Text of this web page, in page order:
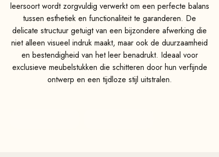
leersoort wordt zorgvuldig verwerkt om een perfecte balans
tussen esthetiek en functionaliteit te garanderen. De
delicate structuur getuigt van een bijzondere afwerking die
niet alleen visueel indruk maakt, maar ook de duurzaamheid
en bestendigheid van het leer benadrukt. Ideaal voor
exclusieve meubelstukken die schitteren door hun verfijnde
ontwerp en een tijdloze stijl uitstralen.